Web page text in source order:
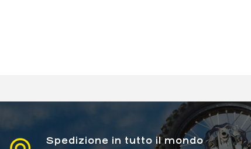
Spedizione in tutto il mondo